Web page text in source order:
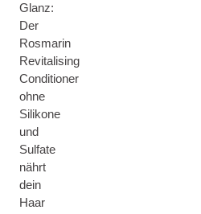
Glanz:
Der
Rosmarin
Revitalising
Conditioner
ohne
Silikone
und
Sulfate
nährt
dein
Haar